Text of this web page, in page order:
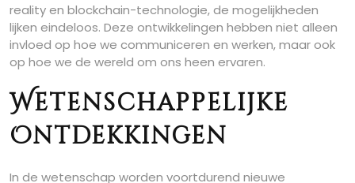
reality en blockchain-technologie, de mogelijkheden
lijken eindeloos. Deze ontwikkelingen hebben niet alleen
invloed op hoe we communiceren en werken, maar ook
op hoe we de wereld om ons heen ervaren.
Wetenschappelijke
Ontdekkingen
In de wetenschap worden voortdurend nieuwe